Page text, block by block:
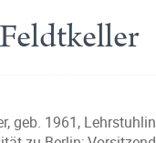
geb. 1961,